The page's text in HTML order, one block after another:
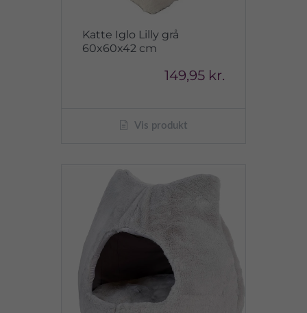
Katte Iglo Lilly grå
60x60x42 cm
149,95 kr.
Vis produkt